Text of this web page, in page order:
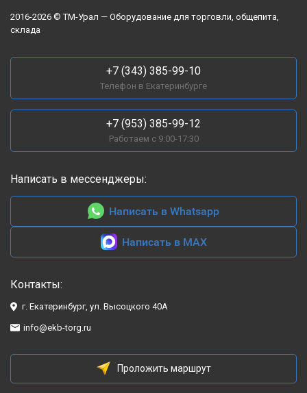
2016-2026 © ТМ-Урал — Оборудование для торговли, общепита,
склада
+7 (343) 385-99-10
Телефон в Екатеринбурге
+7 (953) 385-99-12
Работаем с 9:00-17:30
Написать в мессенджеры:
Написать в Whatsapp
Написать в MAX
Контакты:
г. Екатеринбург, ул. Высоцкого 40А
info@ekb-torg.ru
Проложить маршрут